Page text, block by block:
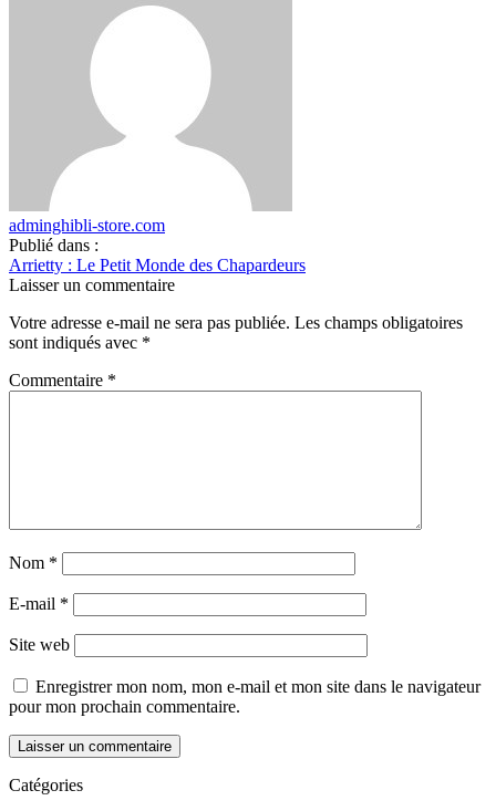
adminghibli-store.com
Publié dans :
Arrietty : Le Petit Monde des Chapardeurs
Laisser un commentaire
Votre adresse e-mail ne sera pas publiée. Les champs obligatoires
sont indiqués avec *
Commentaire *
Nom *
E-mail *
Site web
Enregistrer mon nom, mon e-mail et mon site dans le navigateur
pour mon prochain commentaire.
Catégories